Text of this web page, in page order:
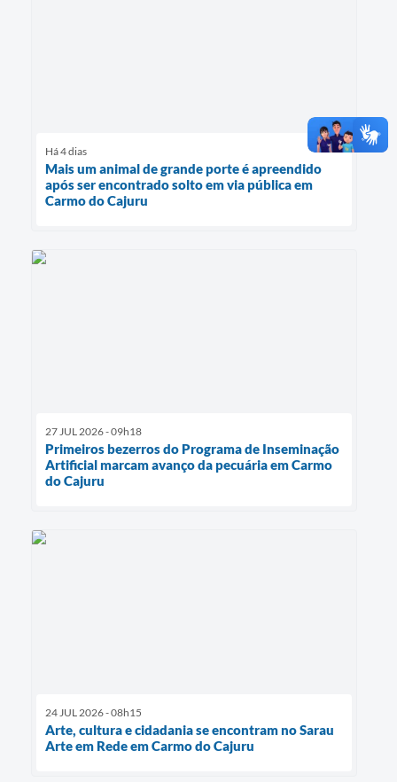
Há 4 dias
Mais um animal de grande porte é apreendido
após ser encontrado solto em via pública em
Carmo do Cajuru
27 JUL 2026 - 09h18
Primeiros bezerros do Programa de Inseminação
Artificial marcam avanço da pecuária em Carmo
do Cajuru
24 JUL 2026 - 08h15
Arte, cultura e cidadania se encontram no Sarau
Arte em Rede em Carmo do Cajuru